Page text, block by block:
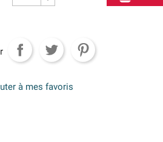
à mes favoris